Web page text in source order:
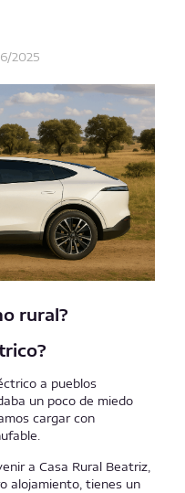
2025
rural?
a pueblos
un poco de miedo
cargar con
a Casa Rural Beatriz,
alojamiento, tienes un